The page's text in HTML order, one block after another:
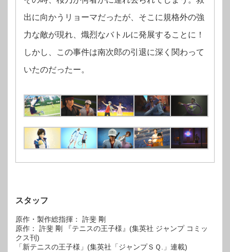
出に向かうリョーマだったが、そこに規格外の強
力な敵が現れ、熾烈なバトルに発展することに！
しかし、この事件は南次郎の引退に深く関わって
いたのだったー。
スタッフ
原作・製作総指揮： 許斐 剛
原作： 許斐 剛 『テニスの王子様』(集英社 ジャンプ コミッ
クス刊)
「新テニスの王子様」(集英社「ジャンプＳＱ.」連載)